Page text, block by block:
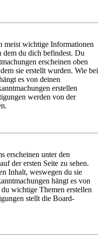
meist wichtige Informationen
dem du dich befindest. Du
erscheinen oben
sie erstellt wurden. Wie bei
es von deinen
erstellen
werden von der
erscheinen unter den
der ersten Seite zu sehen.
Inhalt, weswegen du sie
hängt es von
wichtige Themen erstellen
stellt die Board-